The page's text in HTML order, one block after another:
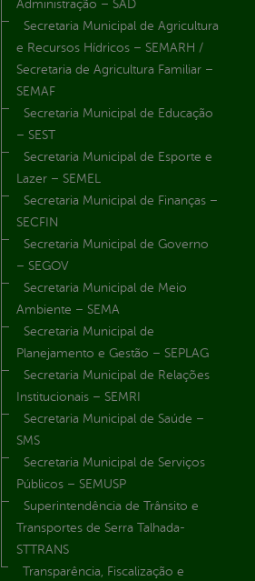
Administração – SAD
Secretaria Municipal de Agricultura
e Recursos Hídricos – SEMARH /
Secretaria de Agricultura Familiar –
SEMAF
Secretaria Municipal de Educação
– SEST
Secretaria Municipal de Esporte e
Lazer – SEMEL
Secretaria Municipal de Finanças –
SECFIN
Secretaria Municipal de Governo
– SEGOV
Secretaria Municipal de Meio
Ambiente – SEMA
Secretaria Municipal de
Planejamento e Gestão – SEPLAG
Secretaria Municipal de Relações
Institucionais – SEMRI
Secretaria Municipal de Saúde –
SMS
Secretaria Municipal de Serviços
Públicos – SEMUSP
Superintendência de Trânsito e
Transportes de Serra Talhada-
STTRANS
Transparência, Fiscalização e